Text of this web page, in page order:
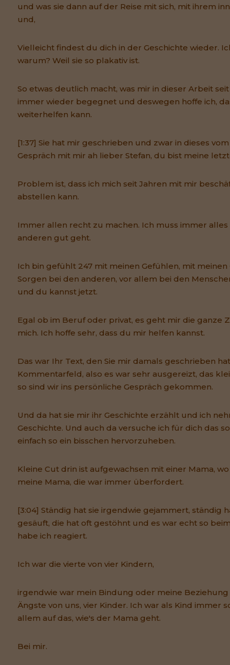
und was sie dann auf der Reise mit sich, mit ihrem
und,
Vielleicht findest du dich in der Geschichte wieder.
warum? Weil sie so plakativ ist.
So etwas deutlich macht, was mir in dieser Arbeit
immer wieder begegnet und deswegen hoffe ich,
weiterhelfen kann.
[1:37] Sie hat mir geschrieben und zwar in dieses
Gespräch mit mir ah lieber Stefan, du bist meine
Problem ist, dass ich mich seit Jahren mit mir
abstellen kann.
Immer allen recht zu machen. Ich muss immer
anderen gut geht.
Ich bin gefühlt 247 mit meinen Gefühlen, mit
Sorgen bei den anderen, vor allem bei den
und du kannst jetzt.
Egal ob im Beruf oder privat, es geht mir die ganze
mich. Ich hoffe sehr, dass du mir helfen kannst.
Das war Ihr Text, den Sie mir damals geschrieben
Kommentarfeld, also es war sehr ausgereizt, das
so sind wir ins persönliche Gespräch gekommen.
Und da hat sie mir ihr Geschichte erzählt und ich
Geschichte. Und auch da versuche ich für dich das
einfach so ein bisschen hervorzuheben.
Kleine Cut drin ist aufgewachsen mit einer Mama,
meine Mama, die war immer überfordert.
[3:04] Ständig hat sie irgendwie gejammert, ständig
gesäuft, die hat oft gestöhnt und es war echt so
habe ich reagiert.
Ich war die vierte von vier Kindern,
irgendwie war mein Bindung oder meine
Ängste von uns, vier Kinder. Ich war als Kind immer
allem auf das, wie's der Mama geht.
Bei mir.